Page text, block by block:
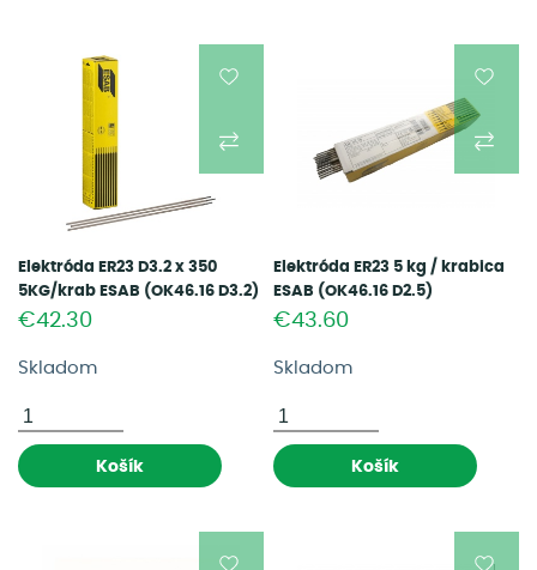
Elektróda ER23 D3.2 x 350
5KG/krab ESAB (OK46.16 D3.2)
€42.30
Skladom
Košík
Elektróda ER23 5 kg / krabica
ESAB (OK46.16 D2.5)
€43.60
Skladom
Košík